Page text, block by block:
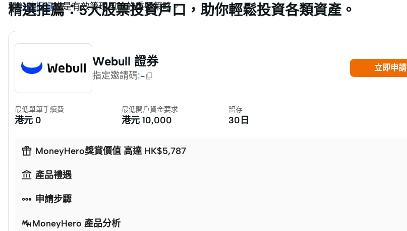
和分散投資也是有效管理風險的重要策略。
精選推薦：5大股票投資戶口，助你輕鬆投資各類資產。
Webull 證券
指定邀請碼:-
立即申請
最低單筆手續費
港元 0
最低開戶資金要求
港元 10,000
留存
30日
 MoneyHero獎賞價值 高達 HK$5,787
 產品禮遇
 申請步驟
MoneyHero 產品分析